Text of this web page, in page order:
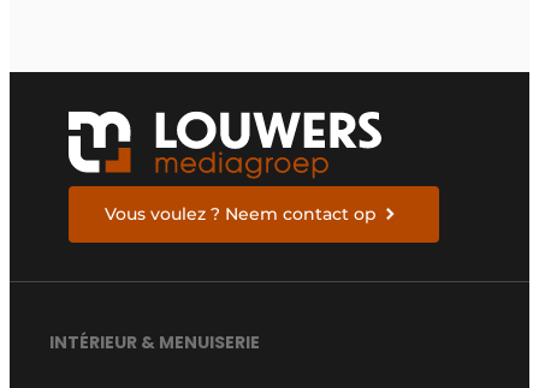
Vous voulez ? Neem contact op
INTÉRIEUR & MENUISERIE